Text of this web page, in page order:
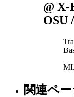
@
OSU
関連ペ